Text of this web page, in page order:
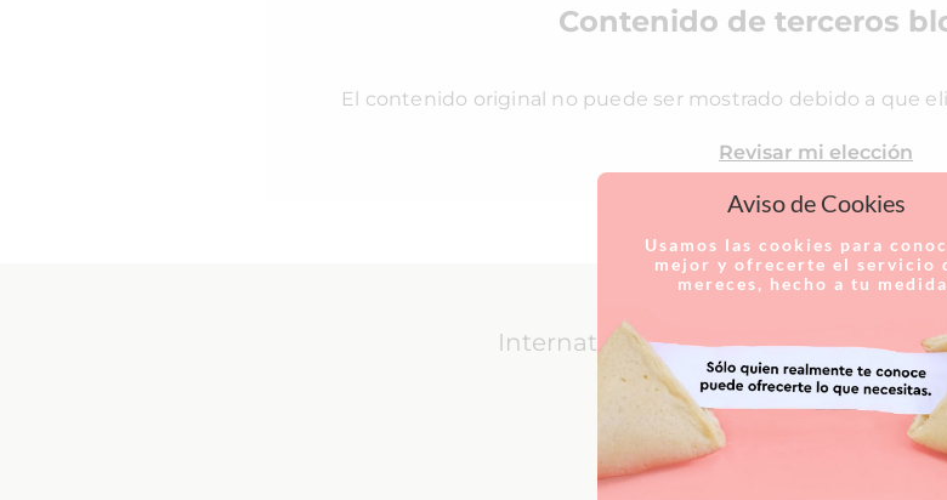
Contenido de terceros
El contenido original no puede ser mostrado debido a que
Revisar mi elección
International Patients: everything
Aviso de Cookies
Usamos las cookies para
mejor y ofrecerte el servicio
mereces, hecho a tu